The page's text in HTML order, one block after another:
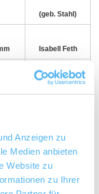
Anzeigen zu
Medien anbieten
Website zu
zu Ihrer
(geb. Stahl)
Isabell Feth
(geb. Willer)